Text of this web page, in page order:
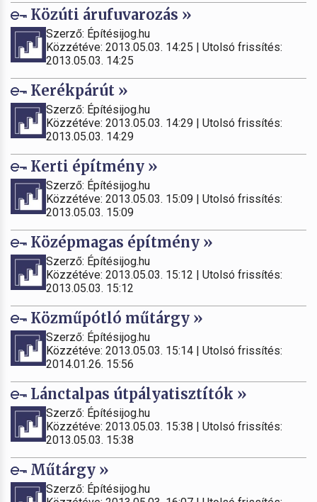
Közúti árufuvarozás »
Szerző: Építésijog.hu
Közzétéve: 2013.05.03. 14:25 | Utolsó frissítés:
2013.05.03. 14:25
Kerékpárút »
Szerző: Építésijog.hu
Közzétéve: 2013.05.03. 14:29 | Utolsó frissítés:
2013.05.03. 14:29
Kerti építmény »
Szerző: Építésijog.hu
Közzétéve: 2013.05.03. 15:09 | Utolsó frissítés:
2013.05.03. 15:09
Középmagas építmény »
Szerző: Építésijog.hu
Közzétéve: 2013.05.03. 15:12 | Utolsó frissítés:
2013.05.03. 15:12
Közműpótló műtárgy »
Szerző: Építésijog.hu
Közzétéve: 2013.05.03. 15:14 | Utolsó frissítés:
2014.01.26. 15:56
Lánctalpas útpályatisztítók »
Szerző: Építésijog.hu
Közzétéve: 2013.05.03. 15:38 | Utolsó frissítés:
2013.05.03. 15:38
Műtárgy »
Szerző: Építésijog.hu